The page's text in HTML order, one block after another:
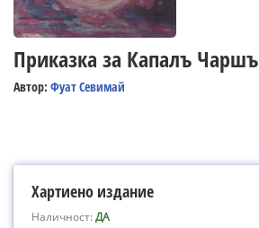
Приказка за Капалъ Чаршъ
Автор: Фуат Севимай
Хартиено издание
Наличност:ДА